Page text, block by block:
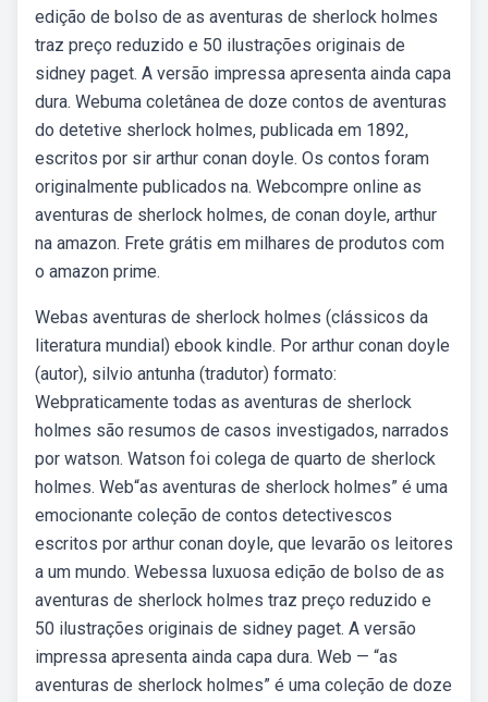
edição de bolso de as aventuras de sherlock holmes
traz preço reduzido e 50 ilustrações originais de
sidney paget. A versão impressa apresenta ainda capa
dura. Webuma coletânea de doze contos de aventuras
do detetive sherlock holmes, publicada em 1892,
escritos por sir arthur conan doyle. Os contos foram
originalmente publicados na. Webcompre online as
aventuras de sherlock holmes, de conan doyle, arthur
na amazon. Frete grátis em milhares de produtos com
o amazon prime.
Webas aventuras de sherlock holmes (clássicos da
literatura mundial) ebook kindle. Por arthur conan doyle
(autor), silvio antunha (tradutor) formato:
Webpraticamente todas as aventuras de sherlock
holmes são resumos de casos investigados, narrados
por watson. Watson foi colega de quarto de sherlock
holmes. Web“as aventuras de sherlock holmes” é uma
emocionante coleção de contos detectivescos
escritos por arthur conan doyle, que levarão os leitores
a um mundo. Webessa luxuosa edição de bolso de as
aventuras de sherlock holmes traz preço reduzido e
50 ilustrações originais de sidney paget. A versão
impressa apresenta ainda capa dura. Web — “as
aventuras de sherlock holmes” é uma coleção de doze